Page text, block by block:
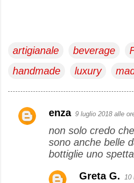
artigianale beverage
handmade
luxury
C
enza 9 luglio 2018 alle
non solo credo
sono anche belle
bottiglie uno
Greta G.
10